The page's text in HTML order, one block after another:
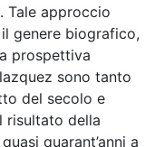
Tale approccio
genere biografico,
prospettiva
sono tanto
del secolo e
risultato della
quarant’anni a